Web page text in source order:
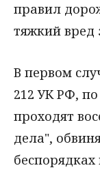
правил
тяжкий вред
В первом
212 УК РФ,
проходят
дела",